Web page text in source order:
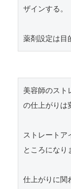
ザインする。
美容師のスト
の仕上がりは
ストレートア
ところになり
仕上がりに関